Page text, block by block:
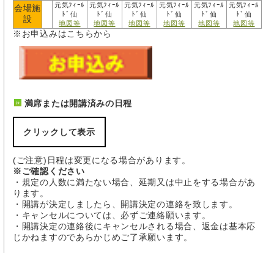
会場施
設
元気ﾌｨｰﾙ
ﾄﾞ仙
地図等
元気ﾌｨｰﾙ
ﾄﾞ仙
地図等
元気ﾌｨｰﾙ
ﾄﾞ仙
地図等
元気ﾌｨｰﾙ
ﾄﾞ仙
地図等
元気ﾌｨｰﾙ
ﾄﾞ仙
地図等
元気ﾌｨｰﾙ
ﾄﾞ仙
地図等
※お申込みはこちらから
満席または開講済みの日程
クリックして表示
(ご注意)日程は変更になる場合があります。
※ご確認ください
・規定の人数に満たない場合、延期又は中止をする場合があ
ります。
・開講が決定しましたら、開講決定の連絡を致します。
・キャンセルについては、必ずご連絡願います。
・開講決定の連絡後にキャンセルされる場合、返金は基本応
じかねますのであらかじめご了承願います。